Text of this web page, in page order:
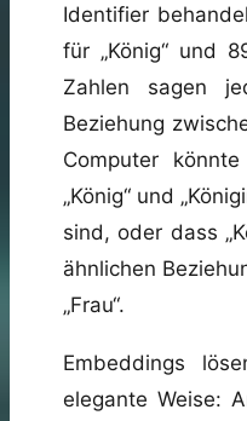
Identifier
für „König“ und
Zahlen sagen
Beziehung
Computer
„König“ und
sind, oder dass
ähnlichen
„Frau“.
Embeddings
elegante Weise: